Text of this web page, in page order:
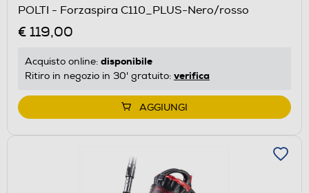
POLTI - Forzaspira C110_PLUS-Nero/rosso
€ 119,00
Acquisto online: disponibile
Ritiro in negozio in 30' gratuito: verifica
AGGIUNGI